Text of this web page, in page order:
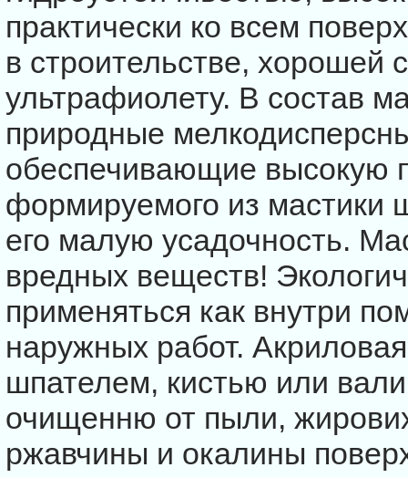
практически ко всем
в строительстве, хорошей
ультрафиолету. В состав
природные
обеспечивающие высокую
формируемого из мастики
его малую усадочность.
вредных веществ!
применяться как внутри
наружных работ.
шпателем, кистью или
очищенню от пыли,
ржавчины и окалины